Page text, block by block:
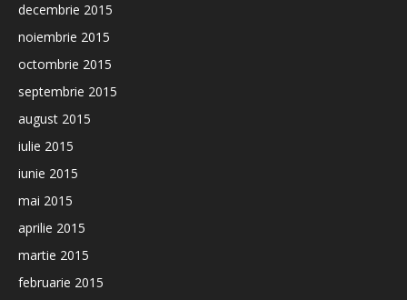
decembrie 2015
noiembrie 2015
octombrie 2015
septembrie 2015
august 2015
iulie 2015
iunie 2015
mai 2015
aprilie 2015
martie 2015
februarie 2015